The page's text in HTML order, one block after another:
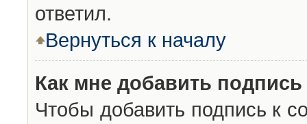
ответил.
Вернуться к началу
Как мне добавить
Чтобы добавить подпись к